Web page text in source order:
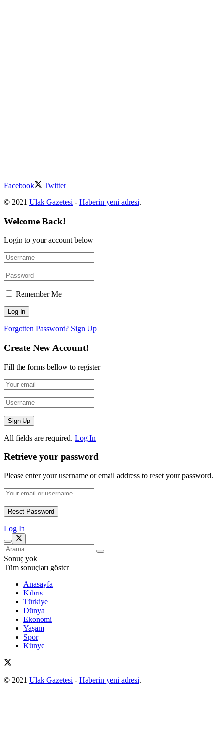
Facebook
Twitter
© 2021 Ulak Gazetesi - Haberin yeni adresi.
Welcome Back!
Login to your account below
Remember Me
Forgotten Password? Sign Up
Create New Account!
Fill the forms bellow to register
All fields are required. Log In
Retrieve your password
Please enter your username or email address to reset your password.
Log In
Sonuç yok
Tüm sonuçları göster
Anasayfa
Kıbrıs
Türkiye
Dünya
Ekonomi
Yaşam
Spor
Künye
© 2021 Ulak Gazetesi - Haberin yeni adresi.